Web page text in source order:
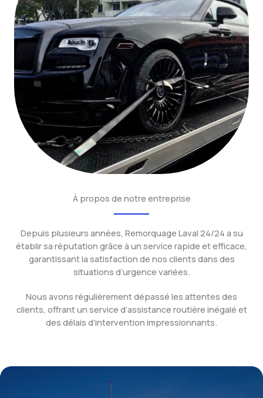
À propos de notre entreprise
Depuis plusieurs années, Remorquage Laval 24/24 a su
établir sa réputation grâce à un service rapide et efficace,
garantissant la satisfaction de nos clients dans des
situations d’urgence variées.
Nous avons régulièrement dépassé les attentes des
clients, offrant un service d’assistance routière inégalé et
des délais d’intervention impressionnants.